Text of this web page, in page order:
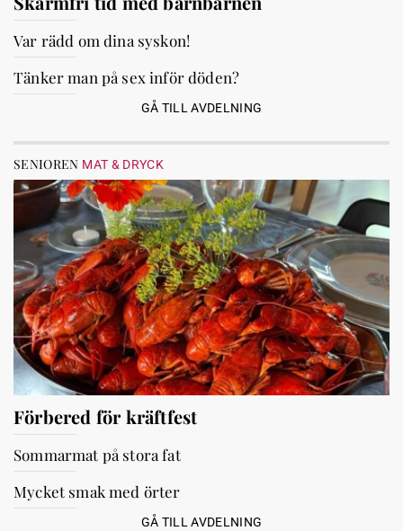
Var rädd om dina syskon!
Tänker man på sex inför döden?
GÅ TILL AVDELNING
SENIOREN MAT & DRYCK
Förbered för kräftfest
Sommarmat på stora fat
Mycket smak med örter
GÅ TILL AVDELNING